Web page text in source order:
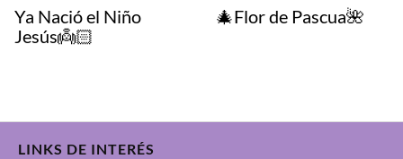
Ya Nació el Niño
Jesús👼🏻
🎄Flor de Pascua🌺
LINKS DE INTERÉS